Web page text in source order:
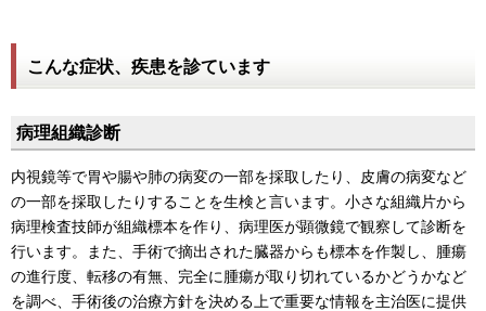
こんな症状、疾患を診ています
病理組織診断
内視鏡等で胃や腸や肺の病変の一部を採取したり、皮膚の病変など
の一部を採取したりすることを生検と言います。小さな組織片から
病理検査技師が組織標本を作り、病理医が顕微鏡で観察して診断を
行います。また、手術で摘出された臓器からも標本を作製し、腫瘍
の進行度、転移の有無、完全に腫瘍が取り切れているかどうかなど
を調べ、手術後の治療方針を決める上で重要な情報を主治医に提供